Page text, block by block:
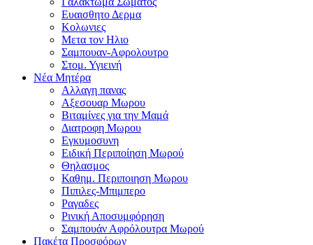
Ευαισθητο Δερμα
Κολωνιες
Μετα τον Ηλιο
Σαμπουαν-Αφρολουτρο
Στομ. Υγιεινή
Νέα Μητέρα
Αλλαγη πανας
Αξεσουαρ Μωρου
Βιταμίνες για την Μαμά
Διατροφη Μωρου
Εγκυμοσυνη
Ειδική Περιποίηση Μωρού
Θηλασμος
Καθημ. Περιποιηση Μωρου
Πιπιλες-Μπιμπερο
Ραγαδες
Ρινική Αποσυμφόρηση
Σαμπουάν Αφρόλουτρα Μωρού
Πακέτα Προσφόρων